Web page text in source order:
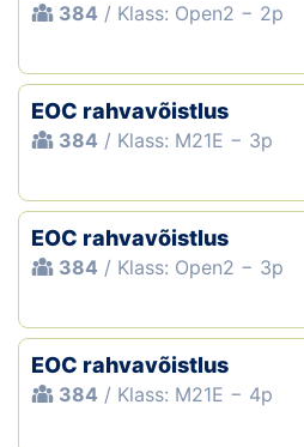
384 / Klass: Open2 − 2p
EOC rahvavõistlus
384 / Klass: M21E − 3p
EOC rahvavõistlus
384 / Klass: Open2 − 3p
EOC rahvavõistlus
384 / Klass: M21E − 4p